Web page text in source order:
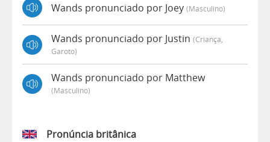
Wands pronunciado por Joey (masculino)
Wands pronunciado por Justin (criança,
Garoto)
Wands pronunciado por Matthew
(masculino)
Pronúncia britânica